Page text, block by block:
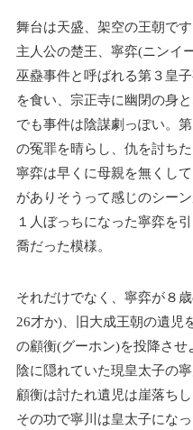
舞台は天盛、架空の王朝です
主人公の楚王、寧弈(ニンイ
巫蠱事件と呼ばれる第３皇
を食い、宗正寺に幽閉の身と
でも事件は陰謀劇っぽい。
の冤罪を晴らし、仇を討ちた
寧弈は早くに母親を無くし
がありそうって感じのシー
１人ぼっちになった寧弈を
喬だった模様。
それだけでなく、寧弈が８
26才か)、旧大成王朝の遺児
の顧衡(グーホン)を投降さ
陰に隠れていた現皇太子の
顧衡は討たれ遺児は崖落ち
その功で寧川は皇太子になっ